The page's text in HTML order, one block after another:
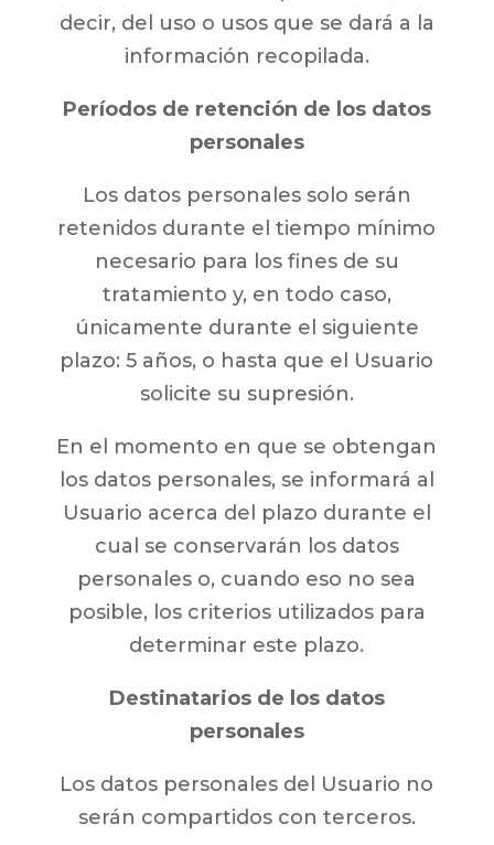
decir, del uso o usos que se dará a la
información recopilada.
Períodos de retención de los datos
personales
Los datos personales solo serán
retenidos durante el tiempo mínimo
necesario para los fines de su
tratamiento y, en todo caso,
únicamente durante el siguiente
plazo: 5 años, o hasta que el Usuario
solicite su supresión.
En el momento en que se obtengan
los datos personales, se informará al
Usuario acerca del plazo durante el
cual se conservarán los datos
personales o, cuando eso no sea
posible, los criterios utilizados para
determinar este plazo.
Destinatarios de los datos
personales
Los datos personales del Usuario no
serán compartidos con terceros.